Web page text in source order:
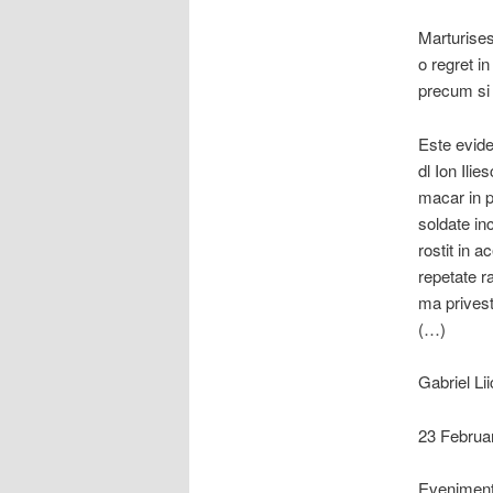
o regret
precum
Este
dl Ion
macar in
soldate
rostit in
repetate
ma
(…)
Gabriel
23